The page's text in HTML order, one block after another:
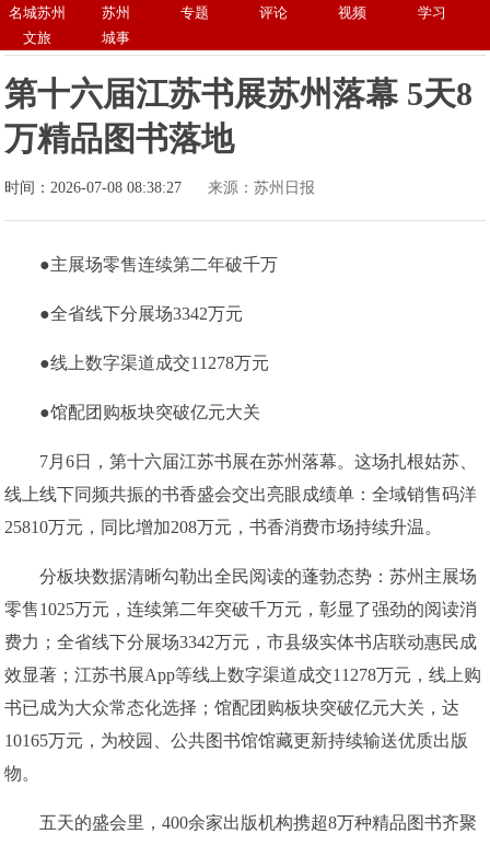
名城苏州 苏州 专题 评论 视频
学习
文旅
城事
第十六届江苏书展苏州落幕 5天8
万精品图书落地
时间：2026-07-08 08:38:27 来源：苏州日报
●主展场零售连续第二年破千万
●全省线下分展场3342万元
●线上数字渠道成交11278万元
●馆配团购板块突破亿元大关
7月6日，第十六届江苏书展在苏州落幕。这场扎根姑苏、
线上线下同频共振的书香盛会交出亮眼成绩单：全域销售码洋
25810万元，同比增加208万元，书香消费市场持续升温。
分板块数据清晰勾勒出全民阅读的蓬勃态势：苏州主展场
零售1025万元，连续第二年突破千万元，彰显了强劲的阅读消
费力；全省线下分展场3342万元，市县级实体书店联动惠民成
效显著；江苏书展App等线上数字渠道成交11278万元，线上购
书已成为大众常态化选择；馆配团购板块突破亿元大关，达
10165万元，为校园、公共图书馆馆藏更新持续输送优质出版
物。
五天的盛会里，400余家出版机构携超8万种精品图书齐聚